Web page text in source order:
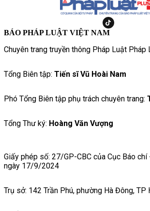
BÁO PHÁP LUẬT VIỆT NAM
Chuyên trang truyền thông Pháp Luật Pháp
Tổng Biên tập: Tiến sĩ Vũ Hoài Nam
Phó Tổng Biên tập phụ trách chuyên trang:
Tổng Thư ký: Hoàng Văn Vượng
Giấy phép số: 27/GP-CBC của Cục Báo chí
ngày 17/9/2024
Trụ sở: 142 Trần Phú, phường Hà Đông, TP